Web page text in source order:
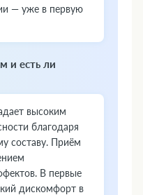
— уже в первую
и есть ли
высоким
благодаря
составу. Приём
В первые
дискомфорт в